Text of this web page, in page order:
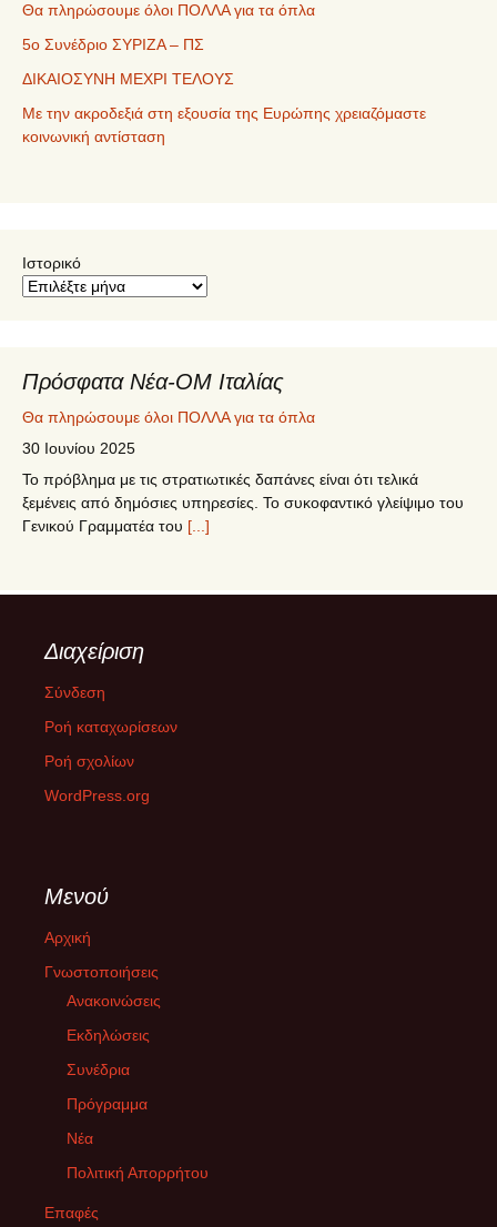
Θα πληρώσουμε όλοι ΠΟΛΛΑ για τα όπλα
5ο Συνέδριο ΣΥΡΙΖΑ – ΠΣ
ΔΙΚΑΙΟΣΥΝΗ ΜΕΧΡΙ ΤΕΛΟΥΣ
Με την ακροδεξιά στη εξουσία της Ευρώπης χρειαζόμαστε
κοινωνική αντίσταση
Ιστορικό
Πρόσφατα Νέα-ΟΜ Ιταλίας
Θα πληρώσουμε όλοι ΠΟΛΛΑ για τα όπλα
30 Ιουνίου 2025
Το πρόβλημα με τις στρατιωτικές δαπάνες είναι ότι τελικά
ξεμένεις από δημόσιες υπηρεσίες. Το συκοφαντικό γλείψιμο του
Γενικού Γραμματέα του [...]
Το 5o Συνέδριο του ΣΥΡΙΖΑ-ΠΣ πραγματοποιήθηκε στις 12-15
Ιουνίου 2025 στο Δημοτικό Γυμναστήριο Περιστερίου. Η
ψηφοφορία για την εκλογή των 250
ΔΙΚΑΙΟΣΥΝΗ ΜΕΧΡΙ ΤΕΛΟΥΣ
26 Φεβρουαρίου 2025
Την Παρασκευή 28/02/2025 στην επέτειο μνήμης της τραγωδίας
Με την ακροδεξιά στη εξουσία της Ευρώπης χρειαζόμαστε
συντηρητικούς να συμμαχούν με το AfD στη Γερμανία και την
Μελόνι να[...]
όλης της Ελλάδας και του εξωτερικού πραγματοποιήθηκαν την
Διαχείριση
Σύνδεση
Ροή καταχωρίσεων
Ροή σχολίων
WordPress.org
Μενού
Αρχική
Γνωστοποιήσεις
Ανακοινώσεις
Εκδηλώσεις
Συνέδρια
Πρόγραμμα
Νέα
Πολιτική Απορρήτου
Επαφές